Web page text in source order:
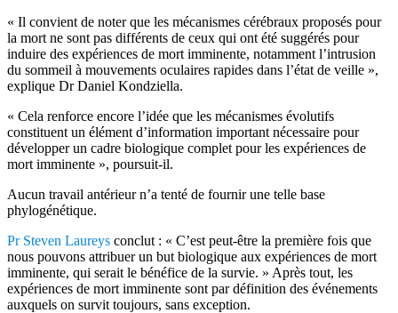
« Il convient de noter que les mécanismes cérébraux proposés pour
la mort ne sont pas différents de ceux qui ont été suggérés pour
induire des expériences de mort imminente, notamment l’intrusion
du sommeil à mouvements oculaires rapides dans l’état de veille »,
explique Dr Daniel Kondziella.
« Cela renforce encore l’idée que les mécanismes évolutifs
constituent un élément d’information important nécessaire pour
développer un cadre biologique complet pour les expériences de
mort imminente », poursuit-il.
Aucun travail antérieur n’a tenté de fournir une telle base
phylogénétique.
Pr Steven Laureys conclut : « C’est peut-être la première fois que
nous pouvons attribuer un but biologique aux expériences de mort
imminente, qui serait le bénéfice de la survie. » Après tout, les
expériences de mort imminente sont par définition des événements
auxquels on survit toujours, sans exception.